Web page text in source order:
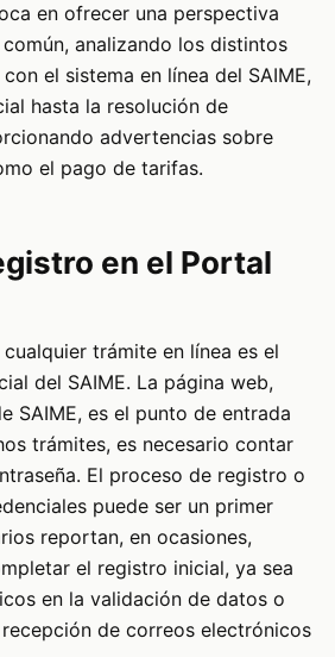
en ofrecer una perspectiva
analizando los distintos
el sistema en línea del SAIME,
hasta la resolución de
advertencias sobre
el pago de tarifas.
en el Portal
trámite en línea es el
del SAIME. La página web,
SAIME, es el punto de entrada
trámites, es necesario contar
El proceso de registro o
puede ser un primer
reportan, en ocasiones,
el registro inicial, ya sea
en la validación de datos o
de correos electrónicos